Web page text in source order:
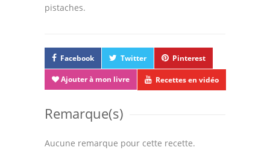
pistaches.
Facebook Twitter Pinterest
Ajouter à mon livre Recettes en vidéo
Remarque(s)
Aucune remarque pour cette recette.